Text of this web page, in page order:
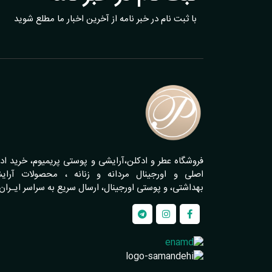
با ثبت نام در خبر نامه از آخرین اخبار ما مطلع شوید
فروشگاه عطر و ادکلن،آرایشی و پوستی پریمیوم، خرید
اصلی و اورجینال مردانه و زنانه ، محصولات
بهداشتی، و پوستی اورجینال، ارسال سریع به سراسر